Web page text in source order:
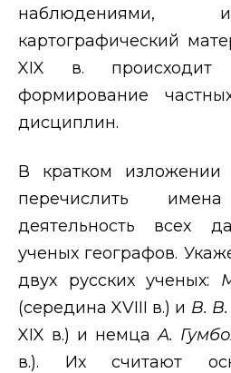
наблюдениями,
картографический
XIX в. происходит
формирование
дисциплин.
В кратком изложении
перечислить
деятельность всех
ученых географов.
двух русских ученых:
(серединаXVIII в.) и В.
XIX в.) и немцаА.
в.). Их считают